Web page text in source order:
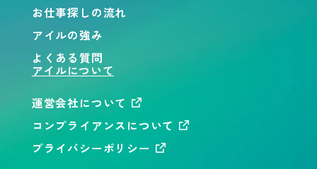
お仕事探しの流れ
アイルの強み
よくある質問
アイルについて
運営会社について
コンプライアンスについて
プライバシーポリシー